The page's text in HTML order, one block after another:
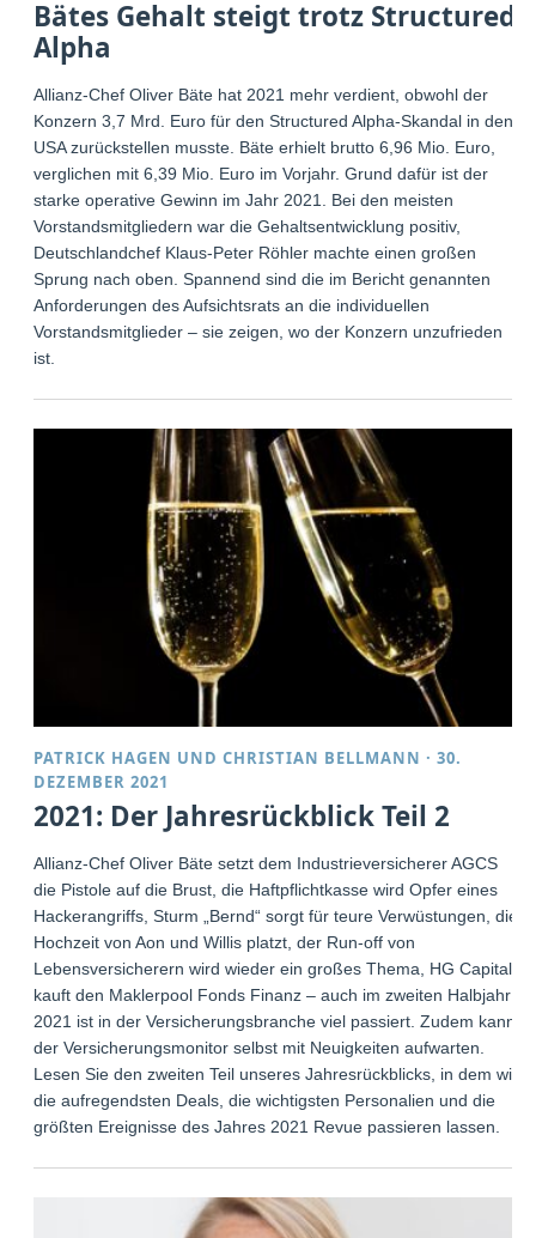
Bätes Gehalt steigt trotz Structured
Alpha
Allianz-Chef Oliver Bäte hat 2021 mehr verdient, obwohl der
Konzern 3,7 Mrd. Euro für den Structured Alpha-Skandal in den
USA zurückstellen musste. Bäte erhielt brutto 6,96 Mio. Euro,
verglichen mit 6,39 Mio. Euro im Vorjahr. Grund dafür ist der
starke operative Gewinn im Jahr 2021. Bei den meisten
Vorstandsmitgliedern war die Gehaltsentwicklung positiv,
Deutschlandchef Klaus-Peter Röhler machte einen großen
Sprung nach oben. Spannend sind die im Bericht genannten
Anforderungen des Aufsichtsrats an die individuellen
Vorstandsmitglieder – sie zeigen, wo der Konzern unzufrieden
ist.
PATRICK HAGEN UNDCHRISTIAN BELLMANN ·30.
DEZEMBER 2021
2021: Der Jahresrückblick Teil 2
Allianz-Chef Oliver Bäte setzt dem Industrieversicherer AGCS
die Pistole auf die Brust, die Haftpflichtkasse wird Opfer eines
Hackerangriffs, Sturm „Bernd“ sorgt für teure Verwüstungen, die
Hochzeit von Aon und Willis platzt, der Run-off von
Lebensversicherern wird wieder ein großes Thema, HG Capital
kauft den Maklerpool Fonds Finanz – auch im zweiten Halbjahr
2021 ist in der Versicherungsbranche viel passiert. Zudem kann
der Versicherungsmonitor selbst mit Neuigkeiten aufwarten.
Lesen Sie den zweiten Teil unseres Jahresrückblicks, in dem wir
die aufregendsten Deals, die wichtigsten Personalien und die
größten Ereignisse des Jahres 2021 Revue passieren lassen.